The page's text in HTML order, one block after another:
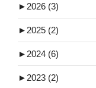
► 2026 (3)
► 2025 (2)
► 2024 (6)
► 2023 (2)